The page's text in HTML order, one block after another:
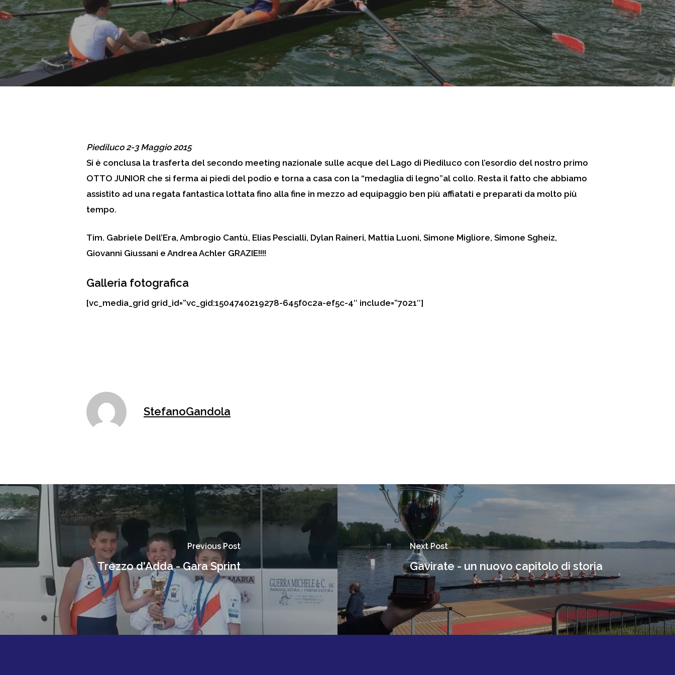
Piediluco 2-3 Maggio 2015
Si è conclusa la trasferta del secondo meeting nazionale sulle acque del Lago di Piediluco con l’esordio del nostro primo
OTTO JUNIOR che si ferma ai piedi del podio e torna a casa con la “medaglia di legno”al collo. Resta il fatto che abbiamo
assistito ad una regata fantastica lottata fino alla fine in mezzo ad equipaggio ben più affiatati e preparati da molto più
tempo.
Tim. Gabriele Dell’Era, Ambrogio Cantù, Elias Pescialli, Dylan Raineri, Mattia Luoni, Simone Migliore, Simone Sgheiz,
Giovanni Giussani e Andrea Achler GRAZIE!!!!
Galleria fotografica
[vc_media_grid grid_id=”vc_gid:1504740219278-645f0c2a-ef5c-4″ include=”7021″]
StefanoGandola
Previous Post
Trezzo d'Adda - Gara Sprint
Next Post
Gavirate - un nuovo capitolo di storia